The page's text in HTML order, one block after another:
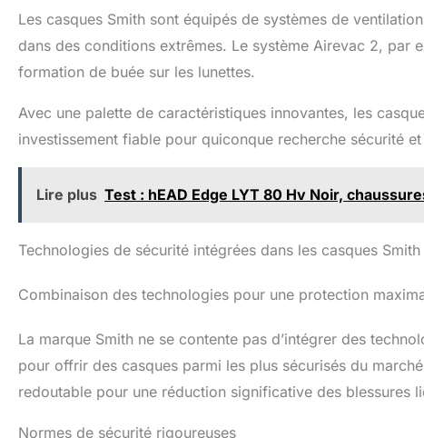
Les casques Smith sont équipés de systèmes de
dans des conditions extrêmes. Le système Airevac 2, par
formation de buée sur les lunettes.
Avec une palette de caractéristiques innovantes, les
investissement fiable pour quiconque recherche sécurité
Lire plus Test : hEAD Edge LYT 80 Hv Noir,
Technologies de sécurité intégrées dans les casques Smith
Combinaison des technologies pour une protection
La marque Smith ne se contente pas d’intégrer des
pour offrir des casques parmi les plus sécurisés du
redoutable pour une réduction significative des blessures
Normes de sécurité rigoureuses